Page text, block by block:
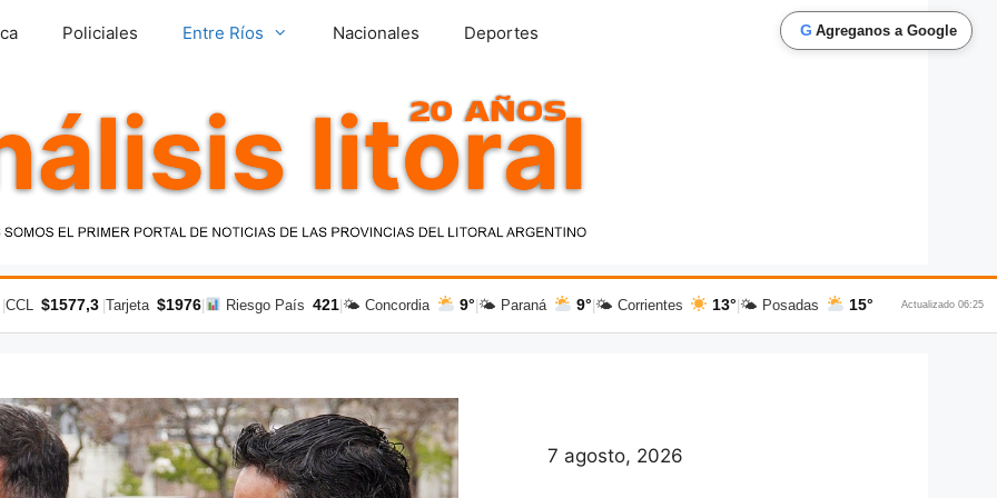
G Agreganos a Google
Policiales Entre Ríos Nacionales Deportes
CCL $1577,3 Tarjeta $1976| Riesgo País 421| 🌤 Concordia 9° 🌤 Paraná 9° 🌤 Corrientes 13° 🌤 Posadas 15° Actualizado 06:25
7 agosto, 2026